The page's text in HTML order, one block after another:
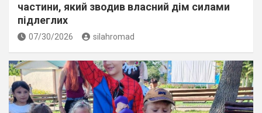
частини, який зводив власний дім силами
підлеглих
07/30/2026 silahromad